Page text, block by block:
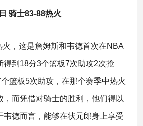
骑士83-88热火
，这是詹姆斯和韦德首次在NBA
得到18分3个篮板7次助攻2次抢
篮板5次助攻，在那个赛季中热火
，而凭借对骑士的胜利，他们得以
韦德而言，能够在状元郎身上享受